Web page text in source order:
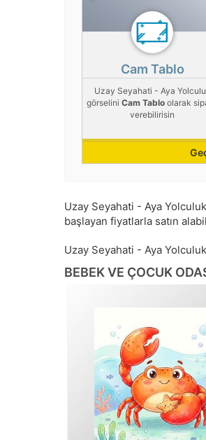
Cam Tablo
Uzay Seyahati - Aya
görselini Cam Tabloolarak
verebilirisin
Uzay Seyahati - Aya
başlayan fiyatlarla satın
Uzay Seyahati - Aya Yolculuk
BEBEK VE ÇOCUK